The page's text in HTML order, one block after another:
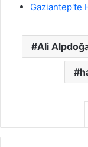
Gaziantep'te
Ali